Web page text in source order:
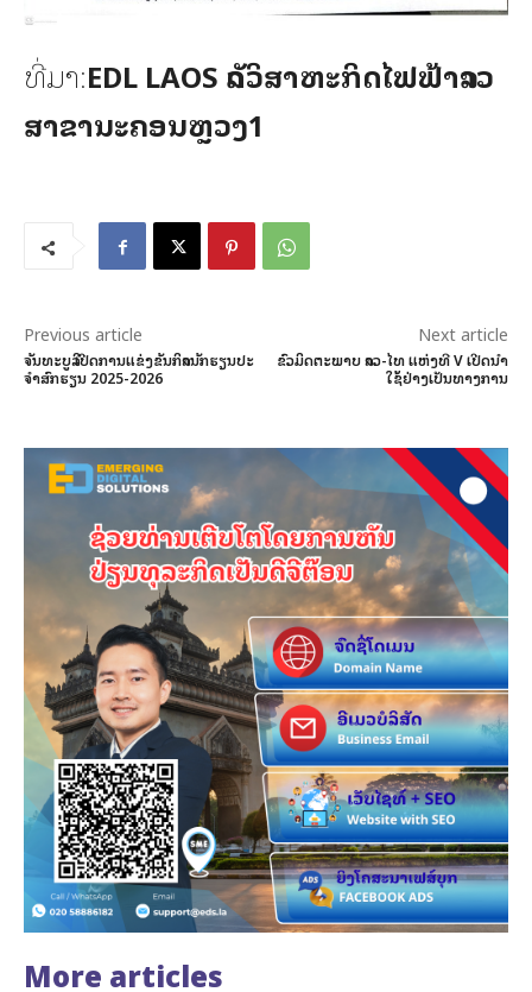
ທີ່ມາ:EDL LAOS ລັດວິສາຫະກິດໄຟຟ້າລາວ
ສາຂານະຄອນຫຼວງ1
Previous article
ຈັນທະບູລີ ເປີດການແຂ່ງຂັນກິລານັກຮຽນປະ
ຈໍາສົກຮຽນ 2025-2026
Next article
ຂົວມິດຕະພາບ ລາວ-ໄທ ແຫ່ງທີ​ V ເປີດນໍາ
ໃຊ້ຢ່າງເປັນທາງການ
More articles